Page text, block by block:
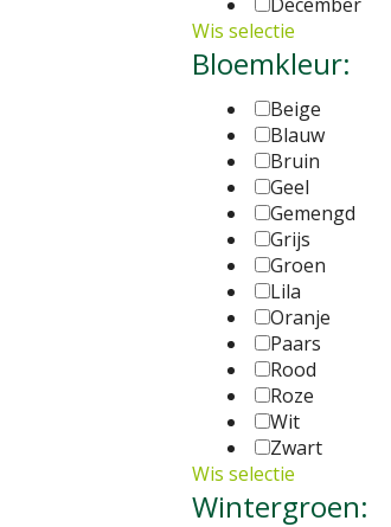
Wis selectie
Bloemkleur:
Beige
Blauw
Bruin
Geel
Gemengd
Grijs
Groen
Lila
Oranje
Paars
Rood
Roze
Wit
Zwart
Wis selectie
Wintergroen: